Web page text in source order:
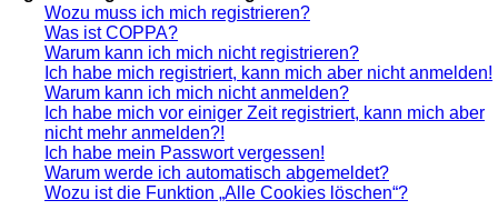
Wozu muss ich mich registrieren?
Was ist COPPA?
Warum kann ich mich nicht registrieren?
Ich habe mich registriert, kann mich aber nicht anmelden!
Warum kann ich mich nicht anmelden?
Ich habe mich vor einiger Zeit registriert, kann mich aber
nicht mehr anmelden?!
Ich habe mein Passwort vergessen!
Warum werde ich automatisch abgemeldet?
Wozu ist die Funktion „Alle Cookies löschen“?